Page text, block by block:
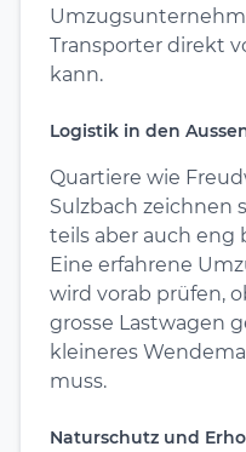
Transporter direkt
kann.
Logistik in den
Quartiere wie
Sulzbach zeichnen
teils aber auch eng
Eine erfahrene
wird vorab prüfen,
grosse Lastwagen
kleineres
muss.
Naturschutz und